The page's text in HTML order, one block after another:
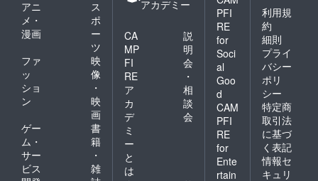
アニ
メ・
漫画
ス
ポ
ー
ツ
ファ
ッ
ショ
ン
映
像
・
映
画
ゲー
ム・
サー
ビス
書
籍
・
雑
アカデミー
CA
MP
FI
RE
ア
カ
デ
ミ
ー
と
は
説
明
会
・
相
談
会
PFI
RE
for
Soci
al
Goo
d
CAM
PFI
RE
for
Ente
rtain
利用規
約
細則
プライ
バシー
ポリ
シー
特定商
取引法
に基づ
く表記
情報セ
キュリ